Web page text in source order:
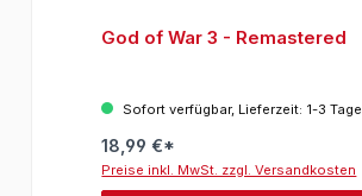
God of War 3 - Remastered
Sofort verfügbar, Lieferzeit: 1-3 Tage
18,99 €*
Preise inkl. MwSt. zzgl. Versandkosten